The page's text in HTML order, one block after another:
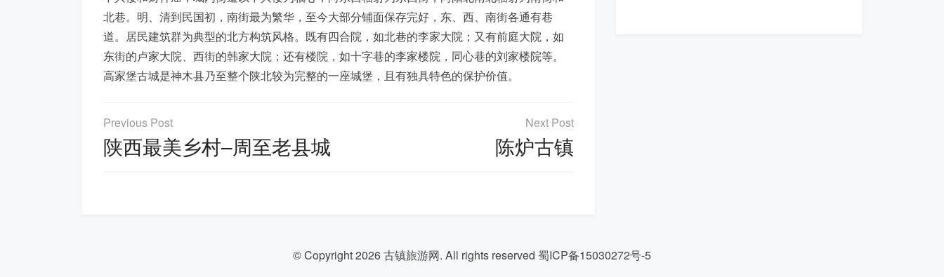
北巷。明、清到民国初，南街最为繁华，至今大部分铺面保存完好，东、西、南街各通有巷
道。居民建筑群为典型的北方构筑风格。既有四合院，如北巷的李家大院；又有前庭大院，如
东街的卢家大院、西街的韩家大院；还有楼院，如十字巷的李家楼院，同心巷的刘家楼院等。
高家堡古城是神木县乃至整个陕北较为完整的一座城堡，且有独具特色的保护价值。
文
章
导
陕西最美乡村–周至老县城 陈炉古镇
© Copyright 2026古镇旅游网. All rights reserved 蜀ICP备15030272号-5